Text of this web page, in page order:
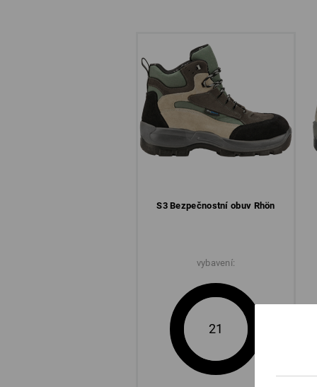
S3 Bezpečnostní obuv Rhön
vybavení:
21